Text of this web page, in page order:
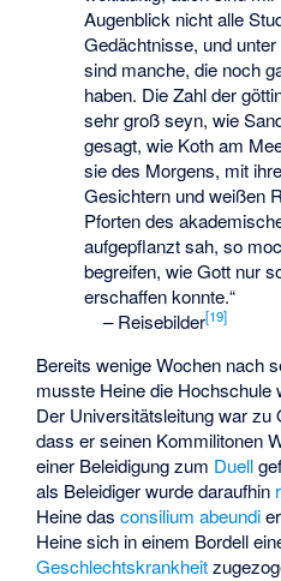
Augenblick nicht alle
Gedächtnisse, und
sind manche, die noch
haben. Die Zahl der
sehr groß seyn, wie
gesagt, wie Koth am
sie des Morgens, mit
Gesichtern und weißen
Pforten des
aufgepflanzt sah, so
begreifen, wie Gott nur
erschaffen konnte.“
–Reisebilder[19]
Bereits wenige Wochen nach
musste Heine die Hochschule
Der Universitätsleitung war zu
dass er seinen Kommilitonen
einer Beleidigung zum Duell
als Beleidiger wurde daraufhin
Heine dasconsilium abeundi
Heine sich in einem Bordell
Geschlechtskrankheit